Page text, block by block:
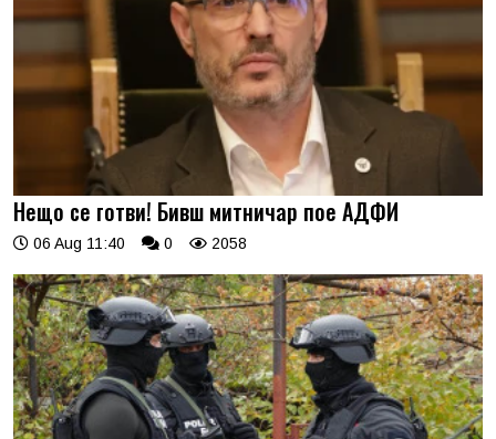
Нещо се готви! Бивш митничар пое АДФИ
06 Aug 11:40 0 2058